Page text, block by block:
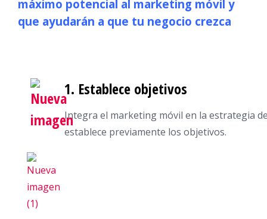
máximo potencial al marketing móvil y
que ayudarán a que tu negocio crezca
1. Establece objetivos
Integra el marketing móvil en la estrategia
establece previamente los objetivos.